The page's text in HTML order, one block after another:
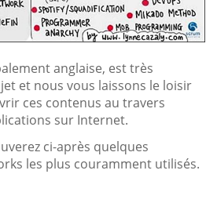
anglaise, est très
et nous vous laissons le loisir
ces contenus au travers
sur Internet.
ci-après quelques
les plus couramment utilisés.